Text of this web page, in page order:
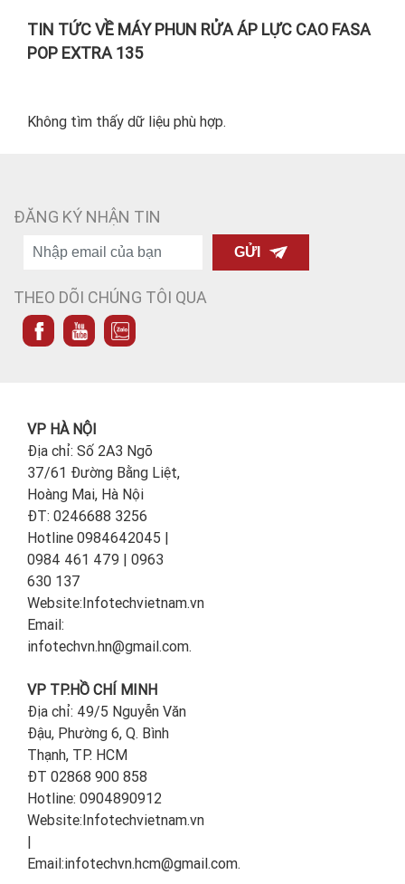
TIN TỨC VỀ MÁY PHUN RỬA ÁP LỰC CAO FASA
POP EXTRA 135
Không tìm thấy dữ liệu phù hợp.
ĐĂNG KÝ NHẬN TIN
GỬI
THEO DÕI CHÚNG TÔI QUA
VP HÀ NỘI
Địa chỉ: Số 2A3 Ngõ
37/61 Đường Bằng Liệt,
Hoàng Mai, Hà Nội
ĐT: 0246688 3256
Hotline 0984642045 |
0984 461 479 | 0963
630 137
Website:Infotechvietnam.vn
Email:
infotechvn.hn@gmail.com.
VP TP.HỒ CHÍ MINH
Địa chỉ: 49/5 Nguyễn Văn
Đậu, Phường 6, Q. Bình
Thạnh, TP. HCM
ĐT 02868 900 858
Hotline: 0904890912
Website:Infotechvietnam.vn
|
Email:infotechvn.hcm@gmail.com.